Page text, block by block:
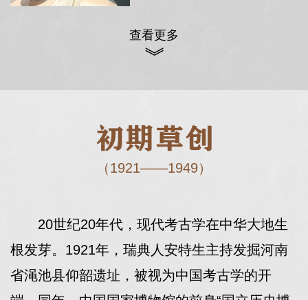
查看更多
（1921——1949）
20世纪20年代，现代考古学在中华大地生
根发芽。1921年，瑞典人安特生主持发掘河南
省渑池县仰韶遗址，被视为中国考古学的开